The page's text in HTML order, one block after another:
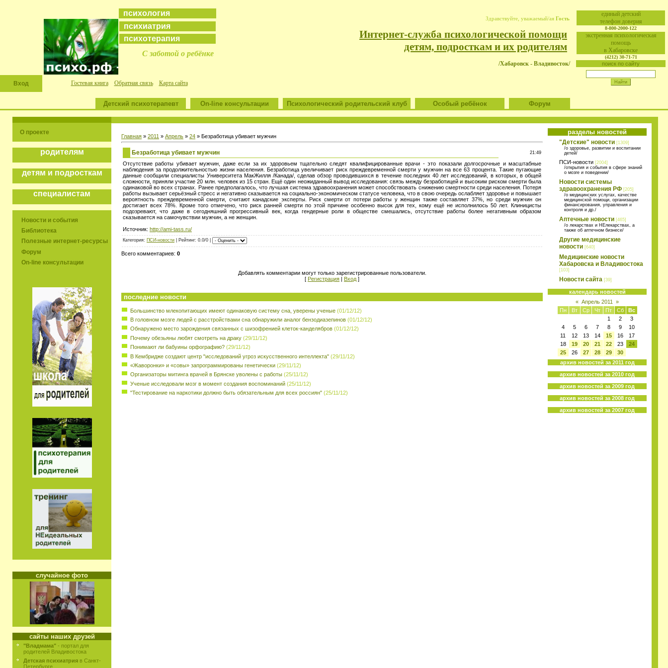
eдиный детский
телефон доверия
8-800-2000-122
экстренная психологическая
помощь
в Хабаровске
(4212) 30-71-71
поиск по сайту
психология
психиатрия
психотерапия
С заботой о ребёнке
Здравствуйте, уважаемый/ая Гость
Интернет-служба психологической помощи
детям, подросткам и их родителям
/Хабаровск - Владивосток/
Вход Гостевая книга Обратная связь Карта сайта
Детский психотерапевт On-line консультации Психологический родительский клуб Особый ребёнок Форум
О проекте
родителям
детям и подросткам
специалистам
Новости и события
Библиотека
Полезные интернет-ресурсы
Форум
On-line консультации
случайное фото
сайты наших друзей
"Владмама" - портал для
родителей Владивостока
Детская психиатрия в Санкт-
Петербурге
Главная » 2011 » Апрель » 24 » Безработица убивает мужчин
Безработица убивает мужчин 21:49
Отсутствие работы убивает мужчин, даже если за их здоровьем тщательно следят квалифицированные врачи - это показали долгосрочные и масштабные
наблюдения за продолжительностью жизни населения. Безработица увеличивает риск преждевременной смерти у мужчин на все 63 процента. Такие пугающие
данные сообщили специалисты Университета МакЖилля /Канада/, сделав обзор проводившихся в течение последних 40 лет исследований, в которых, в общей
сложности, приняли участие 20 млн. человек из 15 стран. Ещё один неожиданный вывод исследования: связь между безработицей и высоким риском смерти была
одинаковой во всех странах. Ранее предполагалось, что лучшая система здравоохранения может способствовать снижению смертности среди населения. Потеря
работы вызывает серьёзный стресс и негативно сказывается на социально-экономическом статусе человека, что в свою очередь ослабляет здоровье и повышает
вероятность преждевременной смерти, считают канадские эксперты. Риск смерти от потери работы у женщин также составляет 37%, но среди мужчин он
достигает всех 78%. Кроме того отмечено, что риск ранней смерти по этой причине особенно высок для тех, кому ещё не исполнилось 50 лет. Клиницисты
подозревают, что даже в сегодняшний прогрессивный век, когда гендерные роли в обществе смешались, отсутствие работы более негативным образом
сказывается на самочувствии мужчин, а не женщин.
Источник: http://ami-tass.ru/
Категория: ПСИ-новости | Рейтинг: 0.0/0 |
Всего комментариев: 0
Добавлять комментарии могут только зарегистрированные пользователи.
[ Регистрация | Вход ]
последние новости
Большинство млекопитающих имеют одинаковую систему сна, уверены ученые (01/12/12)
В головном мозге людей с расстройствами сна обнаружили аналог бензодиазепинов (01/12/12)
Обнаружено место зарождения связанных с шизофренией клеток-канделябров (01/12/12)
Почему обезьяны любят смотреть на драку (29/11/12)
Понимают ли бабуины орфографию? (29/11/12)
В Кембридже создают центр "исследований угроз искусственного интеллекта" (29/11/12)
«Жаворонки» и «совы» запрограммированы генетически (29/11/12)
Организаторы митинга врачей в Брянске уволены с работы (25/11/12)
Ученые исследовали мозг в момент создания воспоминаний (25/11/12)
"Тестирование на наркотики должно быть обязательным для всех россиян" (25/11/12)
разделы новостей
"Детские" новости [1309]
/о здоровье, развитии и воспитании
детей/
ПСИ-новости [2004]
/открытия и события в сфере знаний
о мозге и поведении/
Новости системы
здравоохранения РФ [205]
/о медицинских услугах, качестве
медицинской помощи, организации
финансирования, управления и
контроля и др./
Аптечные новости [465]
/о лекарствах и НЕлекарствах, а
также об аптечном бизнесе/
Другие медицинские
новости [640]
Медицинские новости
Хабаровска и Владивостока
[103]
Новости сайта [39]
календарь новостей
« Апрель 2011
»
Пн
Вт Ср Чт Пт Сб
Вс
1
2
3
4
5 6 7 8 9
10
11
12 13 14 15 16
17
18
19 20 21 22 23
24
25
26 27 28 29
30
архив новостей за 2011 год
архив новостей за 2010 год
архив новостей за 2009 год
архив новостей за 2008 год
архив новостей за 2007 год